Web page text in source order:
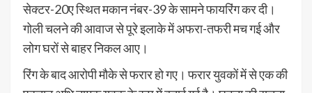
सेक्टर-20ए स्थित मकान नंबर-39 के सामने फायरिंग कर दी।
गोली चलने की आवाज से पूरे इलाके में अफरा-तफरी मच गई और
लोग घरों से बाहर निकल आए।
रिंग के बाद आरोपी मौके से फरार हो गए। फरार युवकों में से एक की